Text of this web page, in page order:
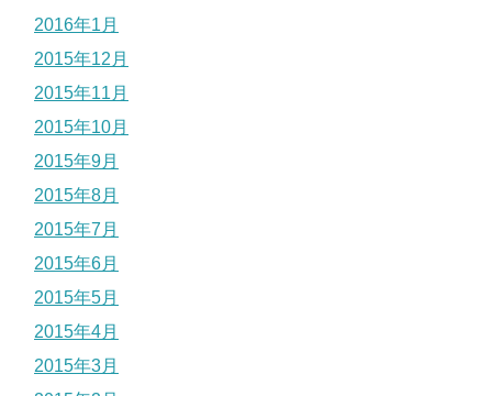
2016年1月
2015年12月
2015年11月
2015年10月
2015年9月
2015年8月
2015年7月
2015年6月
2015年5月
2015年4月
2015年3月